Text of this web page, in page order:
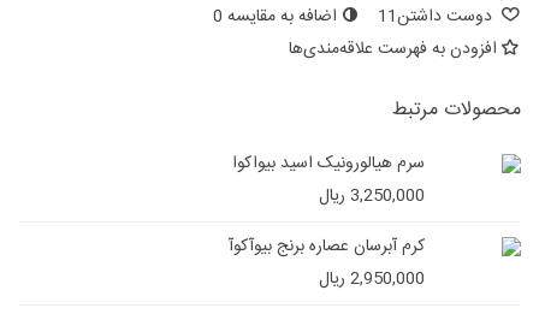
دوست داشتن11 اضافه به مقایسه 0
افزودن به فهرست علاقه‌مندی‌ها
محصولات مرتبط
سرم هیالورونیک اسید بیواکوا
3,250,000 ریال
کرم آبرسان عصاره برنج بیوآکوآ
2,950,000 ریال